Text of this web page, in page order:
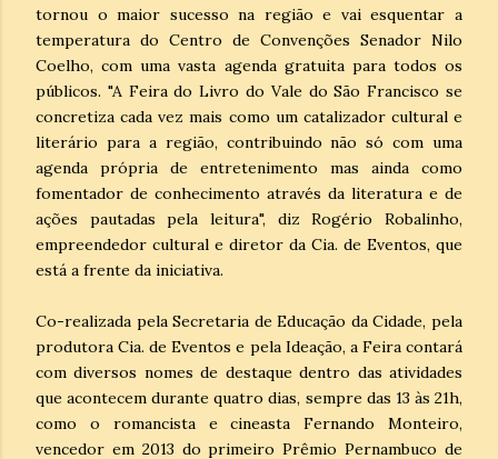
tornou o maior sucesso na região e vai esquentar a
temperatura do Centro de Convenções Senador Nilo
Coelho, com uma vasta agenda gratuita para todos os
públicos. "A Feira do Livro do Vale do São Francisco se
concretiza cada vez mais como um catalizador cultural e
literário para a região, contribuindo não só com uma
agenda própria de entretenimento mas ainda como
fomentador de conhecimento através da literatura e de
ações pautadas pela leitura", diz Rogério Robalinho,
empreendedor cultural e diretor da Cia. de Eventos, que
está a frente da iniciativa.
Co-realizada pela Secretaria de Educação da Cidade, pela
produtora Cia. de Eventos e pela Ideação, a Feira contará
com diversos nomes de destaque dentro das atividades
que acontecem durante quatro dias, sempre das 13 às 21h,
como o romancista e cineasta Fernando Monteiro,
vencedor em 2013 do primeiro Prêmio Pernambuco de